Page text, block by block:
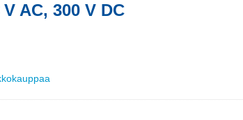
AC, 300 V DC